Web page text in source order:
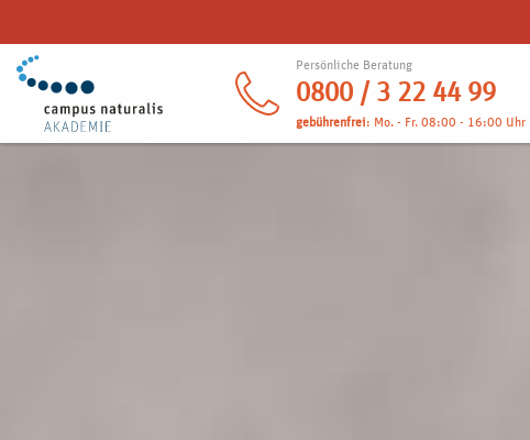
Persönliche Beratung
0800 / 3 22 44 99
gebührenfrei: Mo. - Fr. 08:00 - 16:00 Uhr